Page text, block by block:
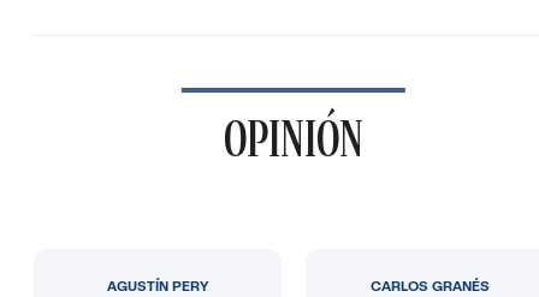
OPINIÓN
AGUSTÍN PERY CARLOS GRANÉS